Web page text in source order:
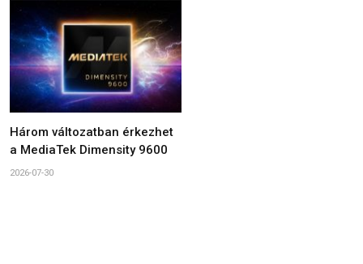
Három változatban érkezhet
a MediaTek Dimensity 9600
2026-07-30